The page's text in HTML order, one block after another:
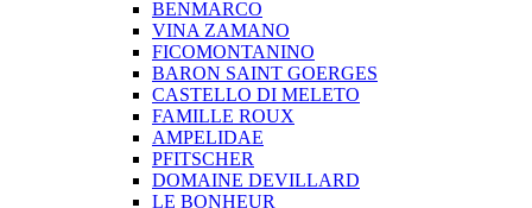
BENMARCO
VINA ZAMANO
FICOMONTANINO
BARON SAINT GOERGES
CASTELLO DI MELETO
FAMILLE ROUX
AMPELIDAE
PFITSCHER
DOMAINE DEVILLARD
LE BONHEUR